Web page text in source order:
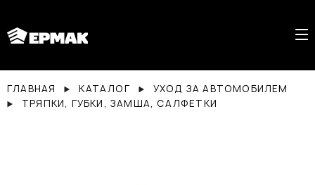
ГЛАВНАЯ КАТАЛОГ
УХОД ЗА АВТОМОБИЛЕМ
ТРЯПКИ, ГУБКИ, ЗАМША, САЛФЕТКИ